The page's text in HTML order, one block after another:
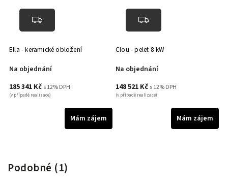
Ella - keramické obložení
Na objednání
185 341 Kč s 12% DPH
(v případě realizace)
Mám zájem
Clou - pelet 8 kW
Na objednání
148 521 Kč s 12% DPH
(v případě realizace)
Mám zájem
Podobné (1)